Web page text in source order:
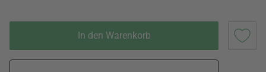
In den Warenkorb